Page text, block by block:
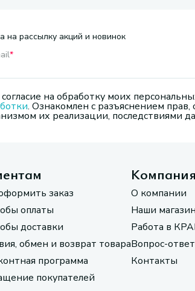
на рассылку акций и новинок
*
на обработку моих
. Ознакомлен с разъяснением прав,
их реализации, последствиями
заказ
оплаты
доставки
обмен и возврат товара
программа
покупателей
Компания
О компании
Наши
Работа в
Вопрос-ответ
Контакты